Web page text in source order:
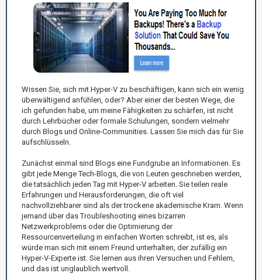
Wissen Sie, sich mit Hyper-V zu beschäftigen, kann sich ein wenig
überwältigend anfühlen, oder? Aber einer der besten Wege, die
ich gefunden habe, um meine Fähigkeiten zu schärfen, ist nicht
durch Lehrbücher oder formale Schulungen, sondern vielmehr
durch Blogs und Online-Communities. Lassen Sie mich das für Sie
aufschlüsseln.
Zunächst einmal sind Blogs eine Fundgrube an Informationen. Es
gibt jede Menge Tech-Blogs, die von Leuten geschrieben werden,
die tatsächlich jeden Tag mit Hyper-V arbeiten. Sie teilen reale
Erfahrungen und Herausforderungen, die oft viel
nachvollziehbarer sind als der trockene akademische Kram. Wenn
jemand über das Troubleshooting eines bizarren
Netzwerkproblems oder die Optimierung der
Ressourcenverteilung in einfachen Worten schreibt, ist es, als
würde man sich mit einem Freund unterhalten, der zufällig ein
Hyper-V-Experte ist. Sie lernen aus ihren Versuchen und Fehlern,
und das ist unglaublich wertvoll.